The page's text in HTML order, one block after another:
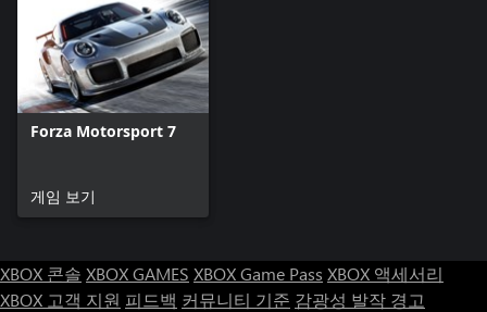
Forza Motorsport 7
게임 보기
XBOX 콘솔 XBOX GAMES XBOX Game Pass XBOX 액세서리
XBOX 고객 지원 피드백 커뮤니티 기준 감광성 발작 경고